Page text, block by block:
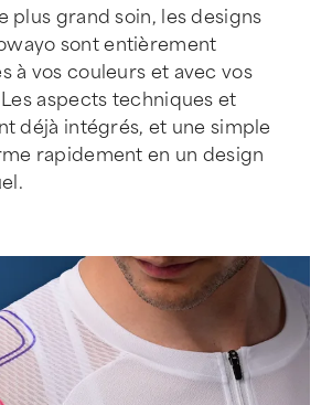
plus grand soin, les designs
sont entièrement
à vos couleurs et avec vos
aspects techniques et
déjà intégrés, et une simple
rapidement en un design